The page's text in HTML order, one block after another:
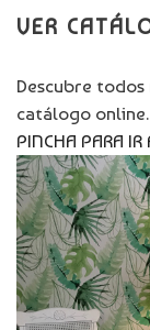
VER
Descubre
catálogo online.
PINCHA PARA